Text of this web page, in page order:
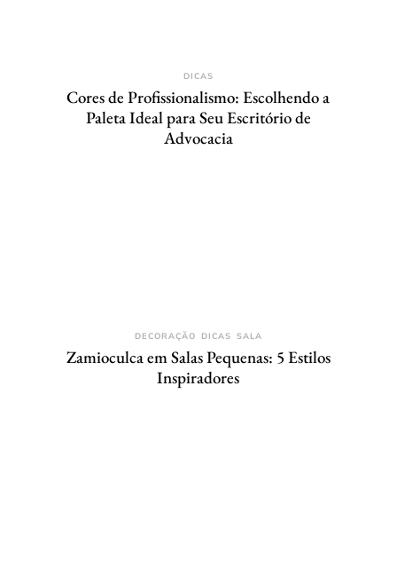
DICAS
Cores de Profissionalismo: Escolhendo a
Paleta Ideal para Seu Escritório de
Advocacia
DECORAÇÃO DICAS SALA
Zamioculca em Salas Pequenas: 5 Estilos
Inspiradores